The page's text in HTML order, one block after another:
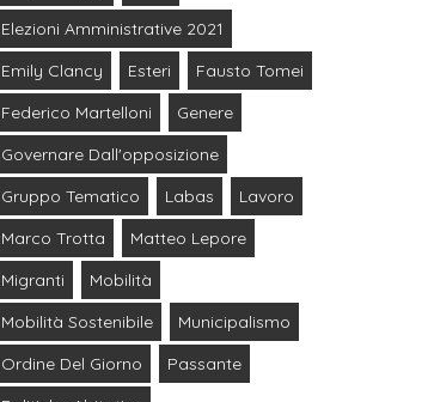
Elezioni Amministrative 2021
Emily Clancy
Esteri
Fausto Tomei
Federico Martelloni
Genere
Governare Dall'opposizione
Gruppo Tematico
Labas
Lavoro
Marco Trotta
Matteo Lepore
Migranti
Mobilità
Mobilità Sostenibile
Municipalismo
Ordine Del Giorno
Passante